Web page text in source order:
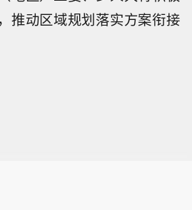
推动区域规划落实方案衔接